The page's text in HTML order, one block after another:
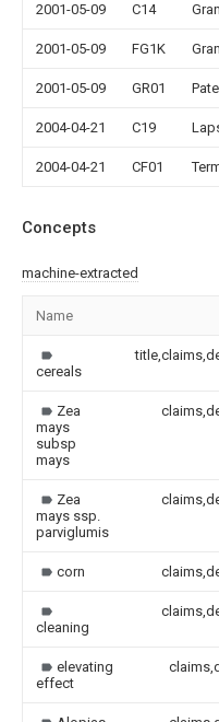
2001-05-09 C14
2001-05-09 FG1K
2001-05-09 GR01
2004-04-21 C19
2004-04-21 CF01
Concepts
machine-extracted
Name
cereals
Zea
mays
subsp
mays
Zea
mays ssp.
parviglumis
corn
cleaning
elevating
effect